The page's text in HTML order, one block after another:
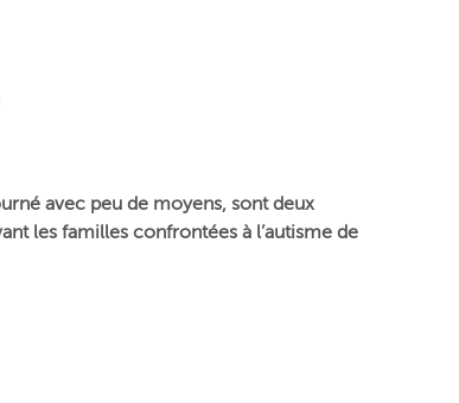
avec peu de moyens, sont deux
les familles confrontées à l’autisme de